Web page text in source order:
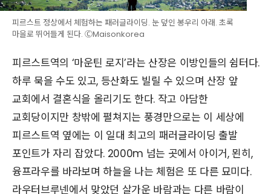
피르스트 정상에서 체험하는 패러글라이딩. 눈 덮인 봉우리 아래. 초록
마을로 뛰어들게 된다. ⒸMaisonkorea
피르스트역의 ‘마운틴 로지’라는 산장은 이방인들의 쉼터다.
하루 묵을 수도 있고, 등산화도 빌릴 수 있으며 산장 앞
교회에서 결혼식을 올리기도 한다. 작고 아담한
교회당이지만 창밖에 펼쳐지는 풍경만으로는 이 세상에
피르스트역 옆에는 이 일대 최고의 패러글라이딩 출발
포인트가 자리 잡았다. 2000m 넘는 곳에서 아이거, 묀히,
융프라우를 바라보며 하늘을 나는 체험은 또 다른 묘미다.
라우터브루넨에서 맞았던 살가운 바람과는 다른 바람이